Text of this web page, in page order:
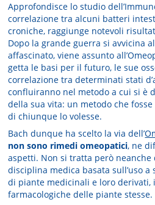
Approfondisce lo studio
correlazione tra alcuni batteri
croniche, raggiunge notevoli
Dopo la grande guerra si avvicina
affascinato, viene assunto
getta le basi per il futuro, le sue
correlazione tra determinati stati
confluiranno nel metodo a cui si è
della sua vita: un metodo che
di chiunque lo volesse.
Bach dunque ha scelto la via dell’
non sono rimedi omeopatici, ne
aspetti. Non si tratta però
disciplina medica basata sull’uso
di piante medicinali e loro derivati,
farmacologiche delle piante stesse.